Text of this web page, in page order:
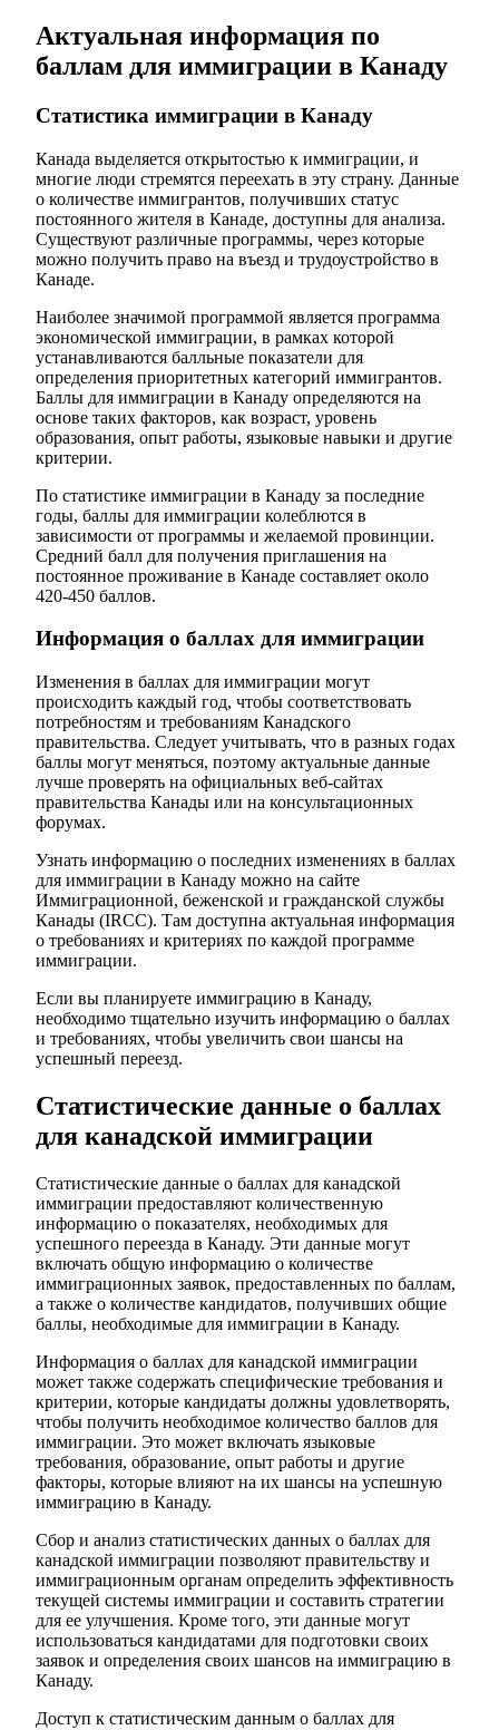
Актуальная информация по
баллам для иммиграции в Канаду
Статистика иммиграции в Канаду
Канада выделяется открытостью к иммиграции, и
многие люди стремятся переехать в эту страну. Данные
о количестве иммигрантов, получивших статус
постоянного жителя в Канаде, доступны для анализа.
Существуют различные программы, через которые
можно получить право на въезд и трудоустройство в
Канаде.
Наиболее значимой программой является программа
экономической иммиграции, в рамках которой
устанавливаются балльные показатели для
определения приоритетных категорий иммигрантов.
Баллы для иммиграции в Канаду определяются на
основе таких факторов, как возраст, уровень
образования, опыт работы, языковые навыки и другие
критерии.
По статистике иммиграции в Канаду за последние
годы, баллы для иммиграции колеблются в
зависимости от программы и желаемой провинции.
Средний балл для получения приглашения на
постоянное проживание в Канаде составляет около
420-450 баллов.
Информация о баллах для иммиграции
Изменения в баллах для иммиграции могут
происходить каждый год, чтобы соответствовать
потребностям и требованиям Канадского
правительства. Следует учитывать, что в разных годах
баллы могут меняться, поэтому актуальные данные
лучше проверять на официальных веб-сайтах
правительства Канады или на консультационных
форумах.
Узнать информацию о последних изменениях в баллах
для иммиграции в Канаду можно на сайте
Иммиграционной, беженской и гражданской службы
Канады (IRCC). Там доступна актуальная информация
о требованиях и критериях по каждой программе
иммиграции.
Если вы планируете иммиграцию в Канаду,
необходимо тщательно изучить информацию о баллах
и требованиях, чтобы увеличить свои шансы на
успешный переезд.
Статистические данные о баллах
для канадской иммиграции
Статистические данные о баллах для канадской
иммиграции предоставляют количественную
информацию о показателях, необходимых для
успешного переезда в Канаду. Эти данные могут
включать общую информацию о количестве
иммиграционных заявок, предоставленных по баллам,
а также о количестве кандидатов, получивших общие
баллы, необходимые для иммиграции в Канаду.
Информация о баллах для канадской иммиграции
может также содержать специфические требования и
критерии, которые кандидаты должны удовлетворять,
чтобы получить необходимое количество баллов для
иммиграции. Это может включать языковые
требования, образование, опыт работы и другие
факторы, которые влияют на их шансы на успешную
иммиграцию в Канаду.
Сбор и анализ статистических данных о баллах для
канадской иммиграции позволяют правительству и
иммиграционным органам определить эффективность
текущей системы иммиграции и составить стратегии
для ее улучшения. Кроме того, эти данные могут
использоваться кандидатами для подготовки своих
заявок и определения своих шансов на иммиграцию в
Канаду.
Доступ к статистическим данным о баллах для